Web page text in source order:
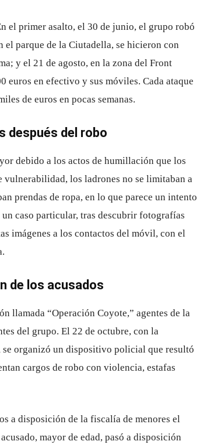
el primer asalto, el 30 de junio, el grupo robó
el parque de la Ciutadella, se hicieron con
y el 21 de agosto, en la zona del Front
euros en efectivo y sus móviles. Cada ataque
de euros en pocas semanas.
después del robo
debido a los actos de humillación que los
vulnerabilidad, los ladrones no se limitaban a
prendas de ropa, en lo que parece un intento
caso particular, tras descubrir fotografías
imágenes a los contactos del móvil, con el
de los acusados
llamada “Operación Coyote,” agentes de la
del grupo. El 22 de octubre, con la
organizó un dispositivo policial que resultó
cargos de robo con violencia, estafas
a disposición de la fiscalía de menores el
mayor de edad, pasó a disposición